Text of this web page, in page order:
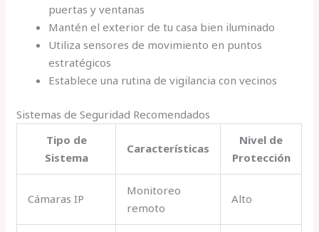
puertas y ventanas
Mantén el exterior de tu casa bien iluminado
Utiliza sensores de movimiento en puntos
estratégicos
Establece una rutina de vigilancia con vecinos
Sistemas de Seguridad Recomendados
Tipo de
Sistema
Características
Nivel de
Protección
Cámaras IP
Monitoreo
remoto
Alto